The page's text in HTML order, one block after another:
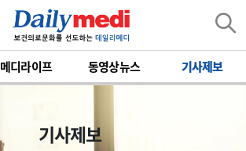
메디라이프 동영상뉴스 기사제보
기사제보